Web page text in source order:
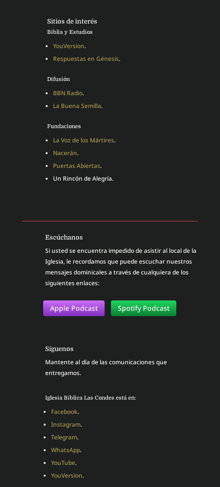
Sitios de interés
Biblia y Estudios
YouVersion.
Respuestas en Génesis.
Difusión
BBN Radio.
La Buena Semilla.
Fundaciones
La Voz de los Mártires.
Nacerán.
Puertas Abiertas.
Un Rincón de Alegría.
Escúchanos
Si usted se encuentra impedido de asistir al local de la
Iglesia, le recordamos que puede escuchar nuestros
mensajes dominicales a través de cualquiera de los
siguientes enlaces:
Apple Podcast Spotify Podcast
Síguenos
Mantente al día de las comunicaciones que
entregamos.
Iglesia Bíblica Las Condes está en:
Facebook.
Instagram.
Telegram.
WhatsApp.
YouTube.
YouVersion.